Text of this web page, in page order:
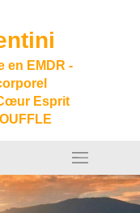
en EMDR -
Esprit